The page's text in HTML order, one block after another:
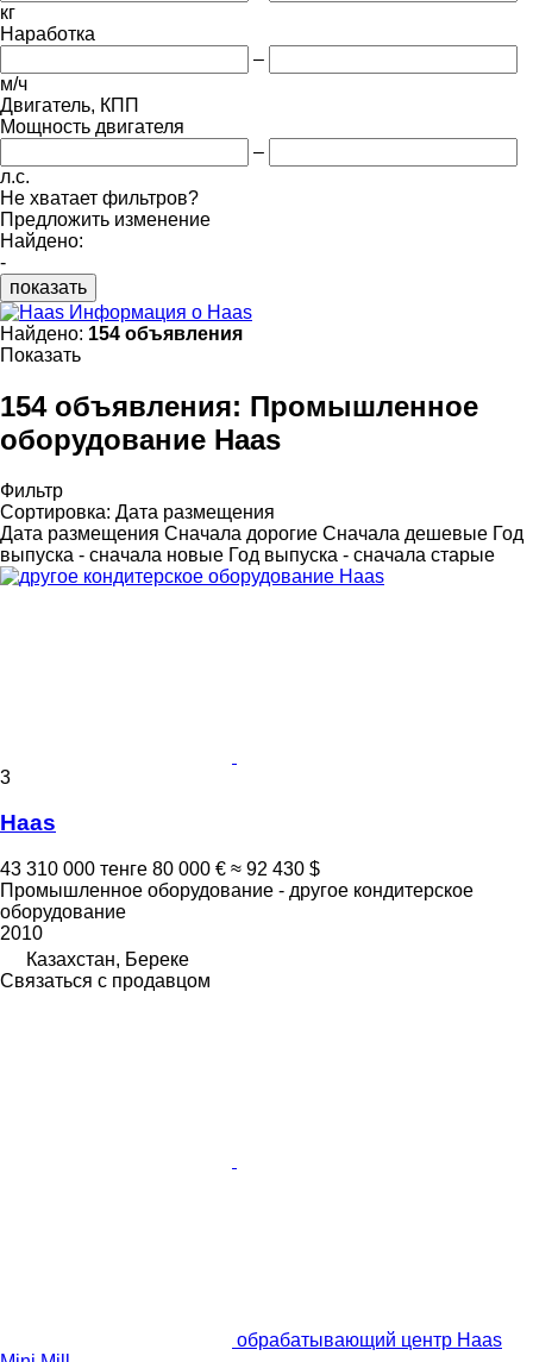
кг
Наработка
–
м/ч
Двигатель, КПП
Мощность двигателя
–
л.с.
Не хватает фильтров?
Предложить изменение
Найдено:
-
показать
Информация о Haas
Найдено: 154 объявления
Показать
154 объявления: Промышленное
оборудование Haas
Фильтр
Сортировка: Дата размещения
Дата размещения Сначала дорогие Сначала дешевые Год
выпуска - сначала новые Год выпуска - сначала старые
3
Haas
43 310 000 тенге 80 000 € ≈ 92 430 $
Промышленное оборудование - другое кондитерское
оборудование
2010
Казахстан, Береке
Связаться с продавцом
обрабатывающий центр Haas